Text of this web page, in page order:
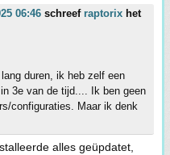
06:46 schreef raptorix het
duren, ik heb zelf een
3e van de tijd.... Ik ben geen
configuraties. Maar ik denk
alles geüpdatet,